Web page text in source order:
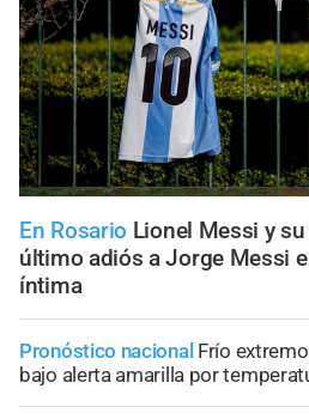
En Rosario Lionel Messi y
último adiós a Jorge Messi
íntima
Pronóstico nacional Frío
bajo alerta amarilla por